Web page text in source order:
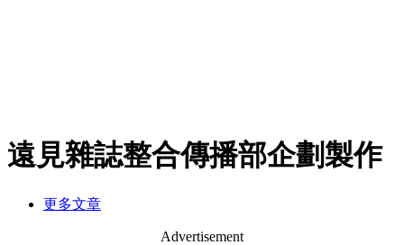
遠見雜誌整合傳播部企劃製作
更多文章
Advertisement